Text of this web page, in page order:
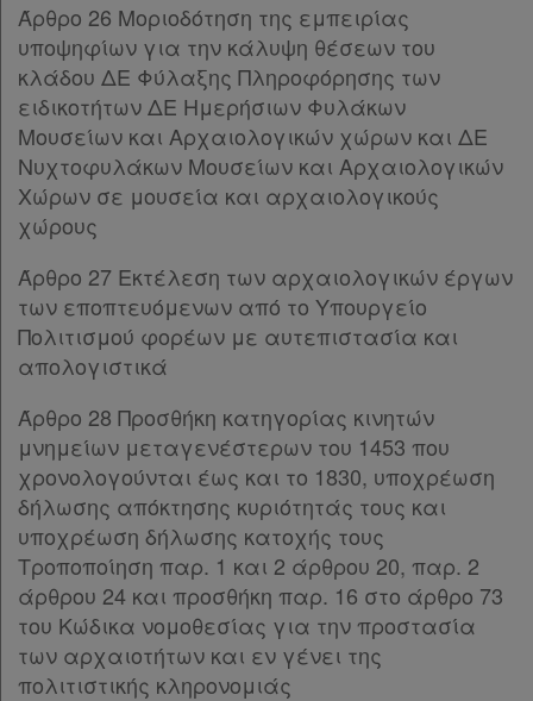
Άρθρο 26 Μοριοδότηση της εμπειρίας
υποψηφίων για την κάλυψη θέσεων του
κλάδου ΔΕ Φύλαξης Πληροφόρησης των
ειδικοτήτων ΔΕ Ημερήσιων Φυλάκων
Μουσείων και Αρχαιολογικών χώρων και ΔΕ
Νυχτοφυλάκων Μουσείων και Αρχαιολογικών
Χώρων σε μουσεία και αρχαιολογικούς
χώρους
Άρθρο 27 Εκτέλεση των αρχαιολογικών έργων
των εποπτευόμενων από το Υπουργείο
Πολιτισμού φορέων με αυτεπιστασία και
απολογιστικά
Άρθρο 28 Προσθήκη κατηγορίας κινητών
μνημείων μεταγενέστερων του 1453 που
χρονολογούνται έως και το 1830, υποχρέωση
δήλωσης απόκτησης κυριότητάς τους και
υποχρέωση δήλωσης κατοχής τους
Τροποποίηση παρ. 1 και 2 άρθρου 20, παρ. 2
άρθρου 24 και προσθήκη παρ. 16 στο άρθρο 73
του Κώδικα νομοθεσίας για την προστασία
των αρχαιοτήτων και εν γένει της
πολιτιστικής κληρονομιάς